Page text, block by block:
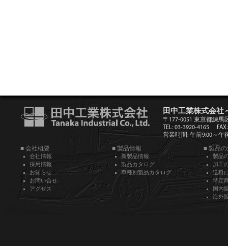
田中工業株式会社
〒177-0051 東京都練馬
TEL: 03-3920-4165
営業時間: 午前9:00～午
■ 会社概要
会社情報
採用情報
お知らせ
お問い合せ
アクセス
■ 製品情報
新製品情報
製品カタログ
車種別製品カタログ
■ 製品
製品
加工
送料
特定
国内
海外